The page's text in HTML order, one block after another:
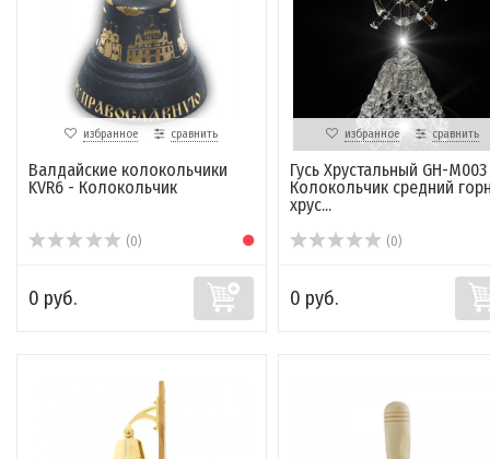
избранное сравнить
Валдайские колокольчики
KVR6 - Колокольчик
(0)
0 руб.
избранное сравнить
Гусь Хрустальный GH-M003
Колокольчик средний
хрус...
(0)
0 руб.